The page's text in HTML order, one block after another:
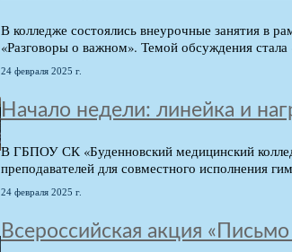
В колледже состоялись внеурочные занятия в
«Разговоры о важном». Темой обсуждения
24 февраля 2025 г.
Начало недели: линейка и
В ГБПОУ СК «Буденновский медицинский
преподавателей для совместного исполнения
24 февраля 2025 г.
Всероссийская акция